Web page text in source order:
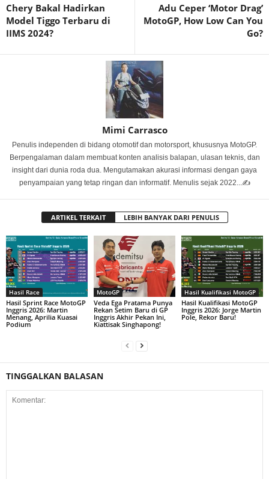
Chery Bakal Hadirkan
Model Tiggo Terbaru di
IIMS 2024?
Adu Ceper ‘Motor Drag’
MotoGP, How Low Can You
Go?
Mimi Carrasco
Penulis independen di bidang otomotif dan motorsport, khususnya MotoGP.
Berpengalaman dalam membuat konten analisis balapan, ulasan teknis, dan
insight dari dunia roda dua. Mengutamakan akurasi informasi dengan gaya
penyampaian yang tetap ringan dan informatif. Menulis sejak 2022...✍️
ARTIKEL TERKAIT LEBIH BANYAK DARI PENULIS
Hasil Race
Hasil Sprint Race MotoGP
Inggris 2026: Martin
Menang, Aprilia Kuasai
Podium
MotoGP
Veda Ega Pratama Punya
Rekan Setim Baru di GP
Inggris Akhir Pekan Ini,
Kiattisak Singhapong!
Hasil Kualifikasi MotoGP
Hasil Kualifikasi MotoGP
Inggris 2026: Jorge Martin
Pole, Rekor Baru!
TINGGALKAN BALASAN